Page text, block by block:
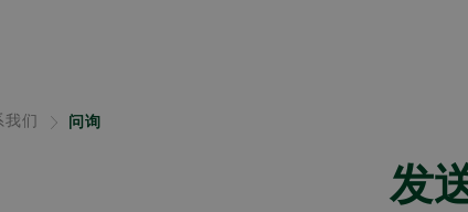
们 问询
发